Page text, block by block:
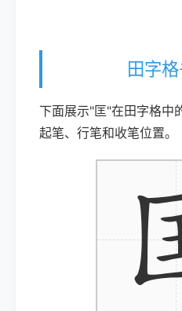
田字
下面展示"匡"在田字格中
起笔、行笔和收笔位置。